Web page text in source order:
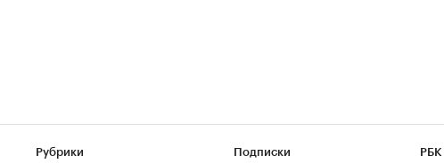
Рубрики Подписки РБК